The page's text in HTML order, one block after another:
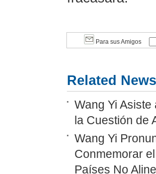
Para sus Amigos
Related
Wang Yi
la Cuestión de
Wang Yi
Conmemorar
Países No